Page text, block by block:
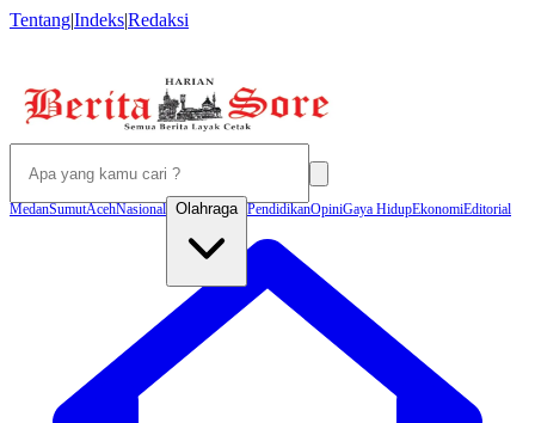
Tentang|Indeks|Redaksi
MedanSumutAcehNasional Olahraga PendidikanOpiniGaya HidupEkonomiEditorial